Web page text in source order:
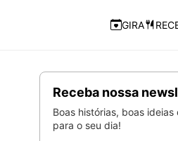
Navegação
GIRA
Receba nossa
Boas histórias, boas
para o seu dia!